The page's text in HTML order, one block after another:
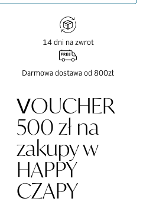
VOUCHER
500 zł na
zakupy w
HAPPY
CZAPY
14 dni na zwrot
Darmowa dostawa od 800zł